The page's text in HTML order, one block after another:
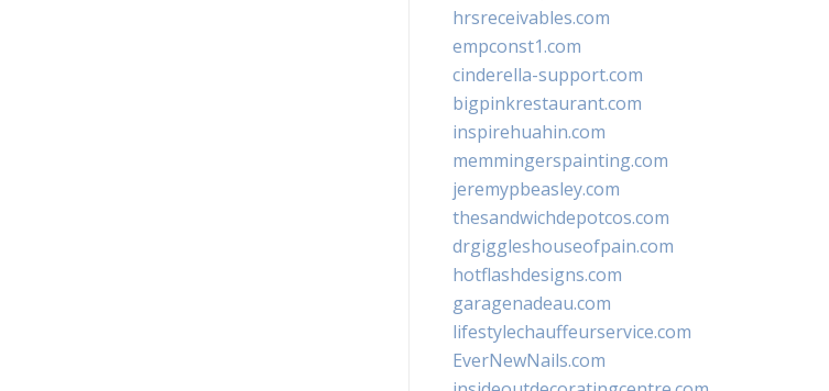
hrsreceivables.com
empconst1.com
cinderella-support.com
bigpinkrestaurant.com
inspirehuahin.com
memmingerspainting.com
jeremypbeasley.com
thesandwichdepotcos.com
drgiggleshouseofpain.com
hotflashdesigns.com
garagenadeau.com
lifestylechauffeurservice.com
EverNewNails.com